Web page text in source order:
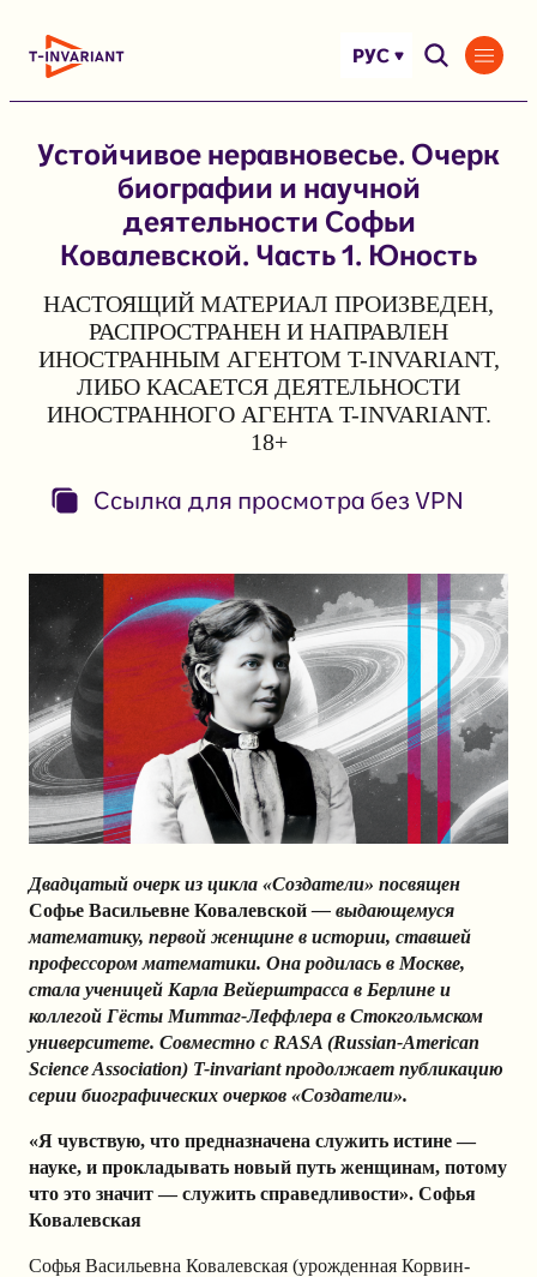
РУС
Устойчивое неравновесье. Очерк
биографии и научной
деятельности Софьи
Ковалевской. Часть 1. Юность
НАСТОЯЩИЙ МАТЕРИАЛ ПРОИЗВЕДЕН,
РАСПРОСТРАНЕН И НАПРАВЛЕН
ИНОСТРАННЫМ АГЕНТОМ T-INVARIANT,
ЛИБО КАСАЕТСЯ ДЕЯТЕЛЬНОСТИ
ИНОСТРАННОГО АГЕНТА T-INVARIANT.
18+
Ссылка для просмотра без VPN
Двадцатый очерк из цикла «Создатели» посвящен
Софье Васильевне Ковалевской— выдающемуся
математику, первой женщине в истории, ставшей
профессором математики. Она родилась в Москве,
стала ученицей Карла Вейерштрасса в Берлине и
коллегой Гёсты Миттаг-Леффлера в Стокгольмском
университете. Совместно с RASA (Russian-American
Science Association) T-invariant продолжает публикацию
серии биографических очерков «Создатели».
«Я чувствую, что предназначена служить истине —
науке, и прокладывать новый путь женщинам, потому
что это значит — служить справедливости». Софья
Ковалевская
Софья Васильевна Ковалевская (урожденная Корвин-